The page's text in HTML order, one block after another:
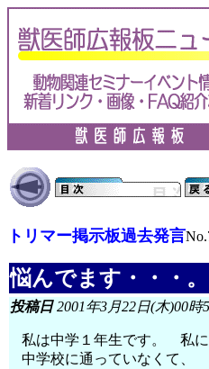
トリマー掲示板過去発言
悩んでます・・・。
投稿日2001年3月22日(木)00時
私は中学１年生です。 私に
中学校に通っていなくて、